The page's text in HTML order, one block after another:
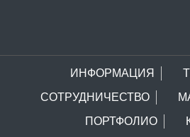
ИНФОРМАЦИЯ
СОТРУДНИЧЕСТВО
ПОРТФОЛИО